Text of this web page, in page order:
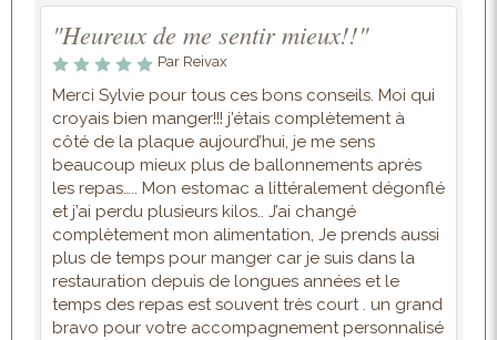
"Heureux de me sentir mieux!!"
Par Reivax
Merci Sylvie pour tous ces bons conseils. Moi qui
croyais bien manger!!! j’étais complètement à
côté de la plaque aujourd’hui, je me sens
beaucoup mieux plus de ballonnements après
les repas….. Mon estomac a littéralement dégonflé
et j’ai perdu plusieurs kilos.. J’ai changé
complètement mon alimentation, Je prends aussi
plus de temps pour manger car je suis dans la
restauration depuis de longues années et le
temps des repas est souvent très court . un grand
bravo pour votre accompagnement personnalisé